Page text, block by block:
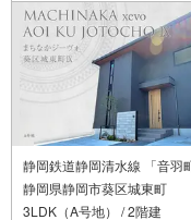
静岡鉄道静岡清水線 「音羽
静岡県静岡市葵区城東町
3LDK（A号地） / 2階建